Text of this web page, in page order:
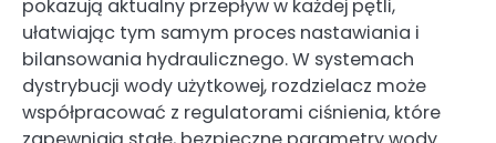
pokazują aktualny przepływ w każdej pętli,
ułatwiając tym samym proces nastawiania i
bilansowania hydraulicznego. W systemach
dystrybucji wody użytkowej, rozdzielacz może
współpracować z regulatorami ciśnienia, które